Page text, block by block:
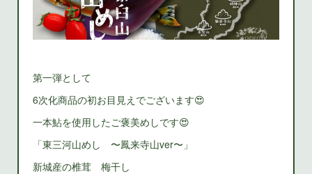
第一弾として
6次化商品の初お目見えでございます😍
一本鮎を使用したご褒美めしです😍
「東三河山めし 〜鳳来寺山ver〜」
新城産の椎茸 梅干し